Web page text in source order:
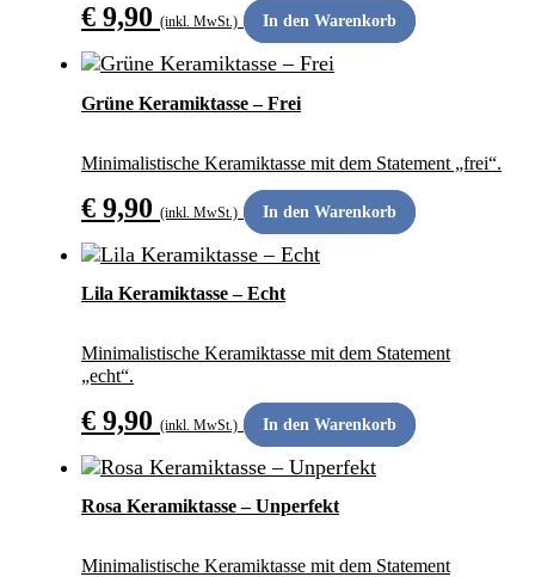
€ 9,90 (inkl. MwSt.) In den Warenkorb
ANDERS SCHENKEN
Grüne Keramiktasse – Frei
Minimalistische Keramiktasse mit dem Statement „frei“.
€ 9,90 (inkl. MwSt.) In den Warenkorb
ANDERS SCHENKEN
Lila Keramiktasse – Echt
Minimalistische Keramiktasse mit dem Statement
„echt“.
€ 9,90 (inkl. MwSt.) In den Warenkorb
ANDERS SCHENKEN
Rosa Keramiktasse – Unperfekt
Minimalistische Keramiktasse mit dem Statement